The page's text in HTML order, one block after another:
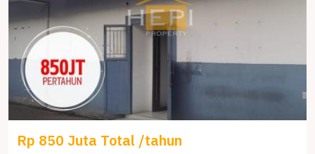
Rp 850 Juta Total /tahun